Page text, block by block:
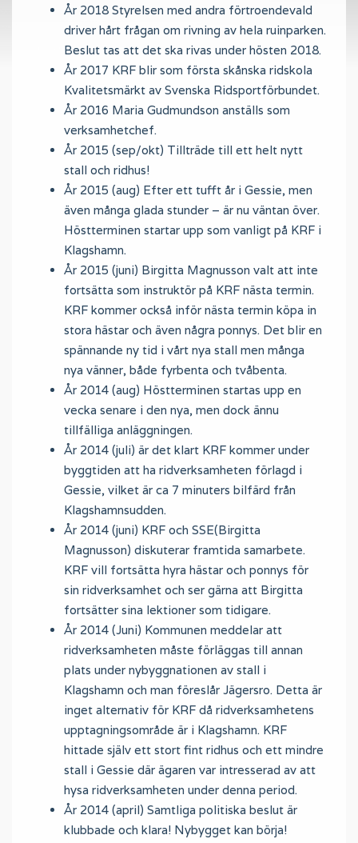
År 2018 Styrelsen med andra förtroendevald
driver hårt frågan om rivning av hela ruinparken.
Beslut tas att det ska rivas under hösten 2018.
År 2017 KRF blir som första skånska ridskola
Kvalitetsmärkt av Svenska Ridsportförbundet.
År 2016 Maria Gudmundson anställs som
verksamhetchef.
År 2015 (sep/okt) Tillträde till ett helt nytt
stall och ridhus!
År 2015 (aug) Efter ett tufft år i Gessie, men
även många glada stunder – är nu väntan över.
Höstterminen startar upp som vanligt på KRF i
Klagshamn.
År 2015 (juni) Birgitta Magnusson valt att inte
fortsätta som instruktör på KRF nästa termin.
KRF kommer också inför nästa termin köpa in
stora hästar och även några ponnys. Det blir en
spännande ny tid i vårt nya stall men många
nya vänner, både fyrbenta och tvåbenta.
År 2014 (aug) Höstterminen startas upp en
vecka senare i den nya, men dock ännu
tillfälliga anläggningen.
År 2014 (juli) är det klart KRF kommer under
byggtiden att ha ridverksamheten förlagd i
Gessie, vilket är ca 7 minuters bilfärd från
Klagshamnsudden.
År 2014 (juni) KRF och SSE(Birgitta
Magnusson) diskuterar framtida samarbete.
KRF vill fortsätta hyra hästar och ponnys för
sin ridverksamhet och ser gärna att Birgitta
fortsätter sina lektioner som tidigare.
År 2014 (Juni) Kommunen meddelar att
ridverksamheten måste förläggas till annan
plats under nybyggnationen av stall i
Klagshamn och man föreslår Jägersro. Detta är
inget alternativ för KRF då ridverksamhetens
upptagningsområde är i Klagshamn. KRF
hittade själv ett stort fint ridhus och ett mindre
stall i Gessie där ägaren var intresserad av att
hysa ridverksamheten under denna period.
År 2014 (april) Samtliga politiska beslut är
klubbade och klara! Nybygget kan börja!